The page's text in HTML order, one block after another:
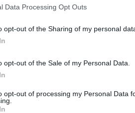
Data Processing Opt Outs
opt-out of the Sharing of my personal
opt-out of the Sale of my Personal Data.
opt-out of processing my Personal Data
és könnyen elérhető
kiegészíteni.